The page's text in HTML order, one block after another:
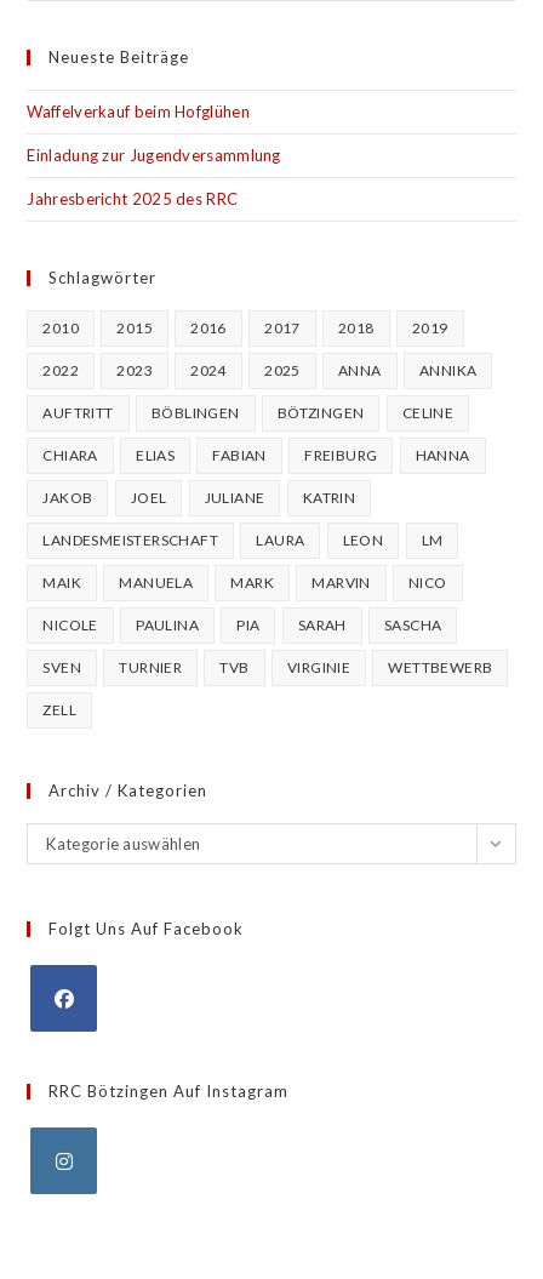
Neueste Beiträge
Waffelverkauf beim Hofglühen
Einladung zur Jugendversammlung
Jahresbericht 2025 des RRC
Schlagwörter
2010 2015 2016 2017 2018 2019
2022 2023 2024 2025 ANNA ANNIKA
AUFTRITT BÖBLINGEN BÖTZINGEN CELINE
CHIARA ELIAS FABIAN FREIBURG HANNA
JAKOB JOEL JULIANE KATRIN
LANDESMEISTERSCHAFT LAURA LEON LM
MAIK MANUELA MARK MARVIN NICO
NICOLE PAULINA PIA SARAH SASCHA
SVEN TURNIER TVB VIRGINIE WETTBEWERB
ZELL
Archiv / Kategorien
Archiv
/
Kategorie auswählen
Folgt Uns Auf Facebook
a
new
tab
RRC Bötzingen Auf Instagram